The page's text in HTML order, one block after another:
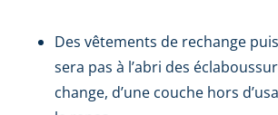
Des vêtements de rechange
sera pas à l’abri des
change, d’une couche hors